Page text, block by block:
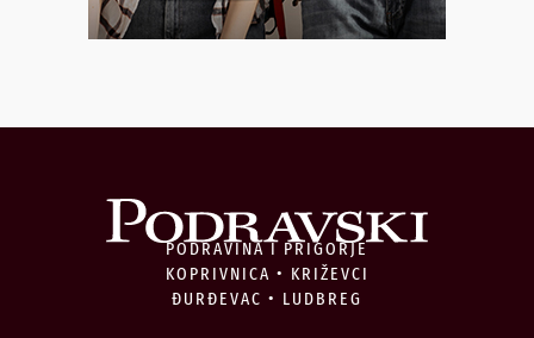
PODRAVINA I PRIGORJE
KOPRIVNICA • KRIŽEVCI
ĐURĐEVAC • LUDBREG